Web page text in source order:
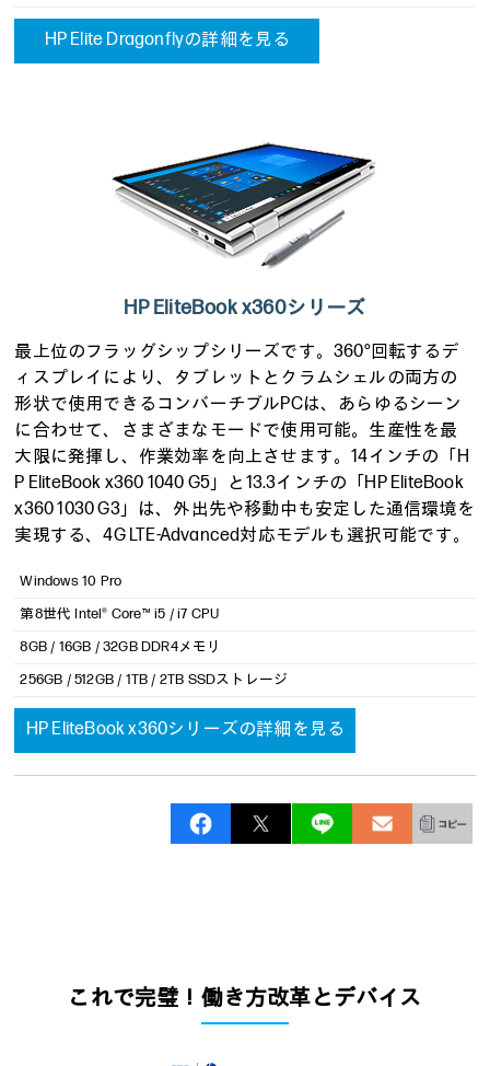
HP Elite Dragonflyの詳細を見る
HP EliteBook x360シリーズ
最上位のフラッグシップシリーズです。360°回転するデ
ィスプレイにより、タブレットとクラムシェルの両方の
形状で使用できるコンバーチブルPCは、あらゆるシーン
に合わせて、さまざまなモードで使用可能。生産性を最
大限に発揮し、作業効率を向上させます。14インチの「H
P EliteBook x360 1040 G5」と13.3インチの「HP EliteBook
x360 1030 G3」は、外出先や移動中も安定した通信環境を
実現する、4G LTE-Advanced対応モデルも選択可能です。
Windows 10 Pro
第8世代 Intel® Core™ i5 / i7 CPU
8GB / 16GB / 32GB DDR4メモリ
256GB / 512GB / 1TB / 2TB SSDストレージ
HP EliteBook x360シリーズの詳細を見る
これで完璧！働き方改革とデバイス